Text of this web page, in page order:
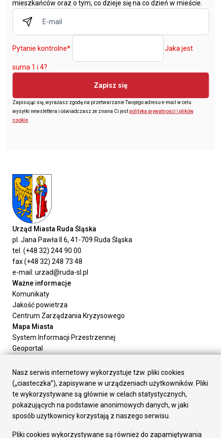
mieszkańców oraz o tym, co dzieje się na co dzień w mieście.
Pytanie kontrolne* Jaka jest
suma 1 i 4?
Zapisz się
Zapisując się, wyrażasz zgodę na przetwarzanie Twojego adresu e-mail w celu
wysyłki newslettera i oświadczasz że znana Ci jestpolityka prywatności i plików
cookie
Urząd Miasta Ruda Śląska
pl. Jana Pawła II 6, 41-709 Ruda Śląska
tel. (+48 32) 244 90 00
fax (+48 32) 248 73 48
e-mail: urzad@ruda-sl.pl
Ważne informacje
Komunikaty
Jakość powietrza
Centrum Zarządzania Kryzysowego
Mapa Miasta
System Informacji Przestrzennej
Geoportal
Załatw sprawę
Prezydent Miasta
Rada Miasta
Wydziały
Elektroniczna Skrzynka Podawcza
Gospodarka
Nasz serwis internetowy wykorzystuje tzw. pliki cookies
(„ciasteczka”), zapisywane w urządzeniach użytkowników. Pliki
te wykorzystywane są głównie w celach statystycznych,
pokazujących na podstawie anonimowych danych, w jaki
sposób użytkownicy korzystają z naszego serwisu.
Pliki cookies wykorzystywane są również do zapamiętywania